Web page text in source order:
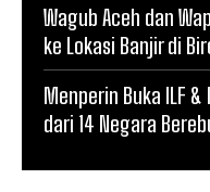
Wagub Aceh dan
ke Lokasi Banjir di
Menperin Buka ILF &
dari 14 Negara